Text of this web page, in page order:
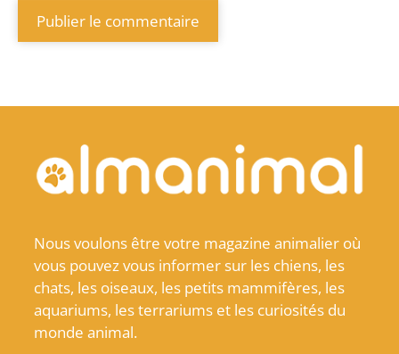
Nous voulons être votre magazine animalier où
vous pouvez vous informer sur les chiens, les
chats, les oiseaux, les petits mammifères, les
aquariums, les terrariums et les curiosités du
monde animal.